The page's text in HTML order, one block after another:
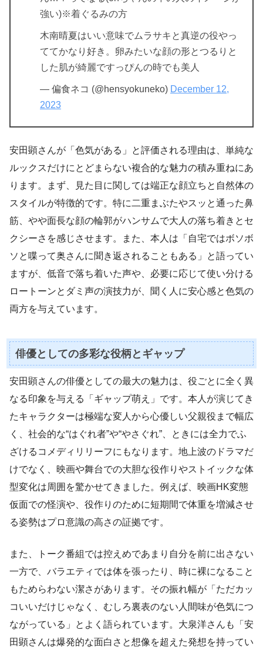
強い)※着ぐるみの方
木南晴夏はいい意味でムラサキと真逆の役やっ
ててかなり好き。卵みたいな顔の形とつるりと
した肌が綺麗ですっぴんの時でも美人
— 偏食ネコ (@hensyokuneko) December 12,
2023
安田顕さんが「色気がある」と評価される理由は、単純な
ルックスだけにとどまらない複合的な魅力の積み重ねにあ
ります。まず、見た目に関しては端正な顔立ちと自然体の
スタイルが特徴的です。特に二重まぶたやスッと通った鼻
筋、やや面長な顔の輪郭がハンサムで大人の落ち着きとセ
クシーさを感じさせます。また、本人は「自宅ではボソボ
ソと喋って奥さんに聞き返されることもある」と語ってい
ますが、低音で落ち着いた声や、必要に応じて使い分ける
ロートーンとダミ声の演技力が、聞く人に安心感と色気の
両方を与えています。
俳優としての多彩な役柄とギャップ
安田顕さんの俳優としての最大の魅力は、役ごとに全く異
なる印象を与える「ギャップ萌え」です。本人が演じてき
たキャラクターは極端な変人から心優しい父親役まで幅広
く、社会的な“はぐれ者”や“やさぐれ”、ときには全力でふ
ざけるコメディリリーフにもなります。地上波のドラマだ
けでなく、映画や舞台での大胆な役作りやストイックな体
型変化は周囲を驚かせてきました。例えば、映画HK変態
仮面での怪演や、役作りのために短期間で体重を増減させ
る姿勢はプロ意識の高さの証拠です。
また、トーク番組では控えめであまり自分を前に出さない
一方で、バラエティでは体を張ったり、時に裸になること
もためらわない潔さがあります。その振れ幅が「ただカッ
コいいだけじゃなく、むしろ裏表のない人間味が色気につ
ながっている」とよく語られています。大泉洋さんも「安
田顕さんは爆発的な面白さと想像を超えた発想を持ってい